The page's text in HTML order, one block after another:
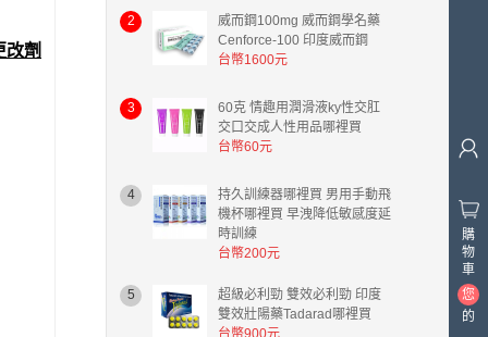
劑
2
威而鋼100mg 威而鋼學名藥
Cenforce-100 印度威而鋼
台幣1600元
3
60克 情趣用潤滑液ky性交肛
交口交成人性用品哪裡買
台幣60元
4
持久訓練器哪裡買 男用手動飛
機杯哪裡買 早洩降低敏感度延
時訓練
台幣200元
5
超級必利勁 雙效必利勁 印度
雙效壯陽藥Tadarad哪裡買
台幣900元
購
物
車
您
的